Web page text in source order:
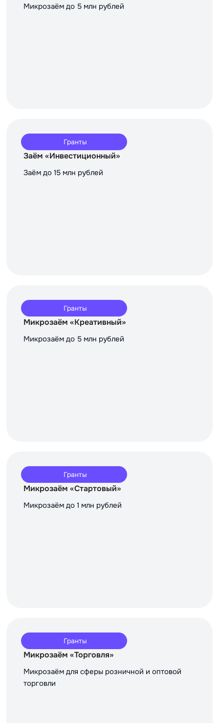
Микрозаём до 5 млн рублей
Гранты
Заём «Инвестиционный»
Заём до 15 млн рублей
Гранты
Микрозаём «Креативный»
Микрозаём до 5 млн рублей
Гранты
Микрозаём «Стартовый»
Микрозаём до 1 млн рублей
Гранты
Микрозаём «Торговля»
Микрозаём для сферы розничной и оптовой
торговли